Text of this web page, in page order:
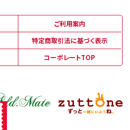
ご利用案内
特定商取引法に基づく表示
コーポレートTOP